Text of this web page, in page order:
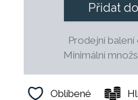
Přidat
Prodejní balení
Minimální
Oblíbené